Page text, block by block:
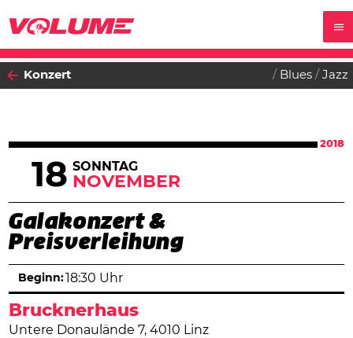
Konzert Blues Jazz
2018
18 SONNTAG
NOVEMBER
Galakonzert &
Preisverleihung
Brucknerhaus
Untere Donaulände 7, 4010 Linz
Beginn: 18:30 Uhr